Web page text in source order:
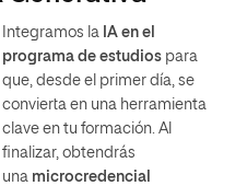
Integramos la IA en el
programa de estudios para
que, desde el primer día, se
convierta en una herramienta
clave en tu formación. Al
finalizar, obtendrás
una microcredencial